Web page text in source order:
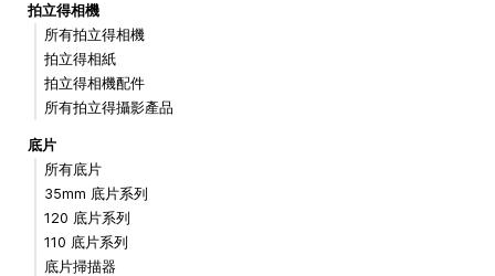
拍立得相機
所有拍立得相機
拍立得相紙
拍立得相機配件
所有拍立得攝影產品
底片
所有底片
35mm 底片系列
120 底片系列
110 底片系列
底片掃描器